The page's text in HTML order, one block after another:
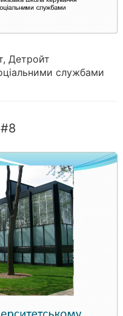
Детройт
службами